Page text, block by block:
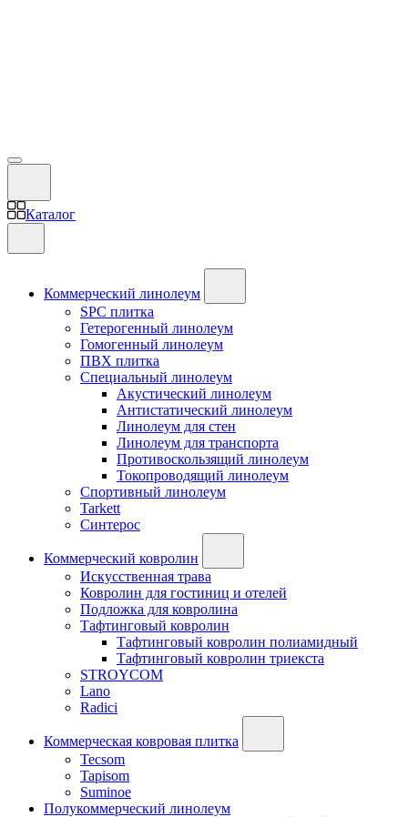
Каталог
Коммерческий линолеум
SPC плитка
Гетерогенный линолеум
Гомогенный линолеум
ПВХ плитка
Специальный линолеум
Акустический линолеум
Антистатический линолеум
Линолеум для стен
Линолеум для транспорта
Противоскользящий линолеум
Токопроводящий линолеум
Спортивный линолеум
Tarkett
Синтерос
Коммерческий ковролин
Искусственная трава
Ковролин для гостиниц и отелей
Подложка для ковролина
Тафтинговый ковролин
Тафтинговый ковролин полиамидный
Тафтинговый ковролин триекста
STROYCOM
Lano
Radici
Коммерческая ковровая плитка
Tecsom
Tapisom
Suminoe
Полукоммерческий линолеум